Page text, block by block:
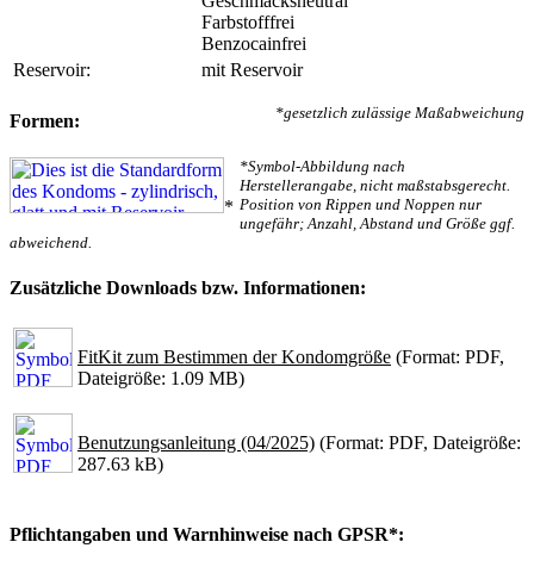
Farbstofffrei
Benzocainfrei
Reservoir:
mit Reservoir
*gesetzlich zulässige Maßabweichung
Formen:
*
*Symbol-Abbildung nach
Herstellerangabe, nicht maßstabsgerecht.
Position von Rippen und Noppen nur
ungefähr; Anzahl, Abstand und Größe ggf.
abweichend.
Zusätzliche Downloads bzw. Informationen:
FitKit zum Bestimmen der Kondomgröße (Format: PDF,
Dateigröße: 1.09 MB)
Benutzungsanleitung (04/2025) (Format: PDF, Dateigröße:
287.63 kB)
Pflichtangaben und Warnhinweise nach GPSR*: